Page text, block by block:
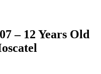
– 12 Years Old